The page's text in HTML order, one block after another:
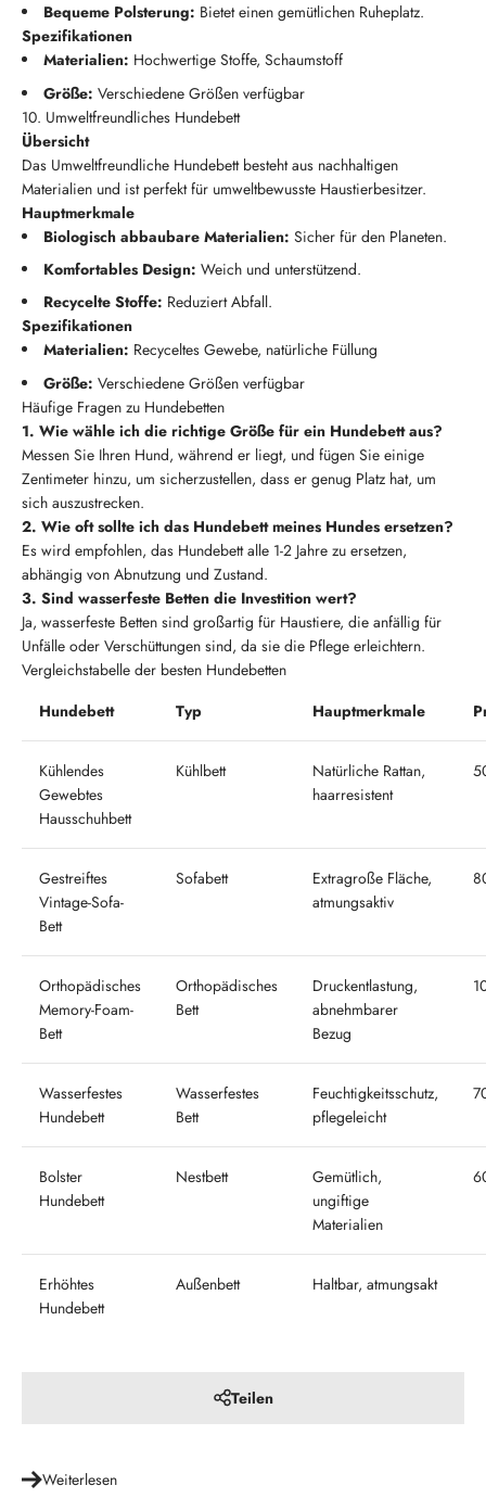
Bequeme Polsterung: Bietet einen gemütlichen Ruheplatz.
Spezifikationen
Materialien: Hochwertige Stoffe, Schaumstoff
Größe: Verschiedene Größen verfügbar
10. Umweltfreundliches Hundebett
Übersicht
Das Umweltfreundliche Hundebett besteht aus nachhaltigen
Materialien und ist perfekt für umweltbewusste Haustierbesitzer.
Hauptmerkmale
Biologisch abbaubare Materialien: Sicher für den Planeten.
Komfortables Design: Weich und unterstützend.
Recycelte Stoffe: Reduziert Abfall.
Spezifikationen
Materialien: Recyceltes Gewebe, natürliche Füllung
Größe: Verschiedene Größen verfügbar
Häufige Fragen zu Hundebetten
1. Wie wähle ich die richtige Größe für ein Hundebett aus?
Messen Sie Ihren Hund, während er liegt, und fügen Sie einige
Zentimeter hinzu, um sicherzustellen, dass er genug Platz hat, um
sich auszustrecken.
2. Wie oft sollte ich das Hundebett meines Hundes ersetzen?
Es wird empfohlen, das Hundebett alle 1-2 Jahre zu ersetzen,
abhängig von Abnutzung und Zustand.
3. Sind wasserfeste Betten die Investition wert?
Ja, wasserfeste Betten sind großartig für Haustiere, die anfällig für
Unfälle oder Verschüttungen sind, da sie die Pflege erleichtern.
Vergleichstabelle der besten Hundebetten
Hundebett
Typ Hauptmerkmale
Kühlendes
Gewebtes
Hausschuhbett
Kühlbett
Natürliche Rattan,
haarresistent
Gestreiftes
Vintage-Sofa-
Bett
Sofabett
Extragroße Fläche,
atmungsaktiv
Orthopädisches
Memory-Foam-
Bett
Orthopädisches
Bett
Druckentlastung,
abnehmbarer
Bezug
Wasserfestes
Hundebett
Wasserfestes
Bett
Feuchtigkeitsschutz,
pflegeleicht
Bolster
Hundebett
Nestbett
Gemütlich,
ungiftige
Materialien
Erhöhtes
Hundebett
Außenbett Haltbar, atmungsakt
Teilen
Weiterlesen